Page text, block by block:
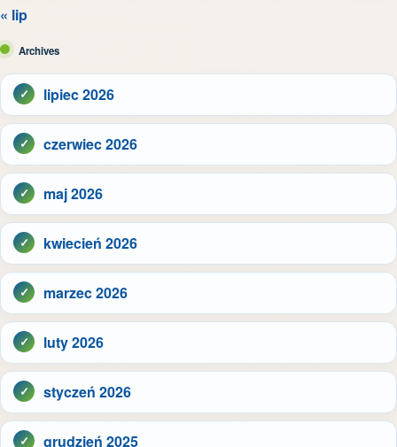
« lip
Archives
lipiec 2026
czerwiec 2026
maj 2026
kwiecień 2026
marzec 2026
luty 2026
styczeń 2026
grudzień 2025